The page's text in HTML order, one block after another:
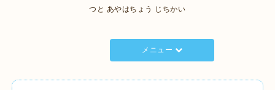
つと あやはちょう じちかい
メニュー